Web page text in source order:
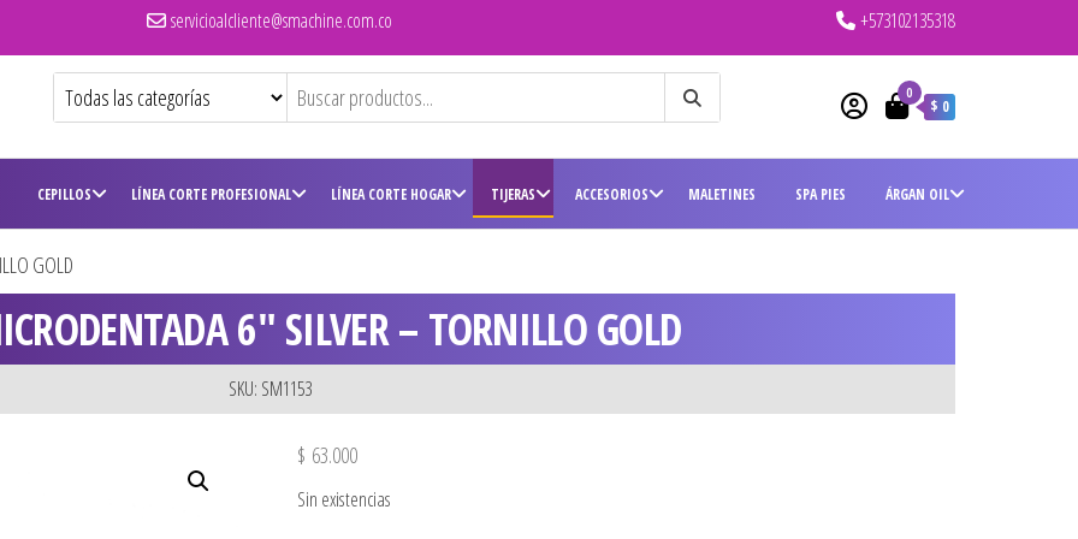
servicioalcliente@smachine.com.co +573102135318
0
$ 0
CEPILLOS LÍNEA CORTE PROFESIONAL LÍNEA CORTE HOGAR TIJERAS ACCESORIOS MALETINES SPA PIES ÁRGAN OIL
GOLD
6″ SILVER – TORNILLO GOLD
SKU: SM1153
$ 63.000
Sin existencias